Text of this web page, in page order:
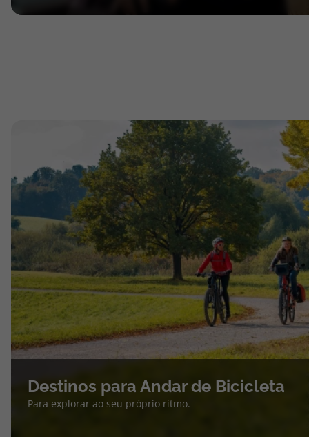
Destinos para Andar de Bicicleta
Para explorar ao seu próprio ritmo.